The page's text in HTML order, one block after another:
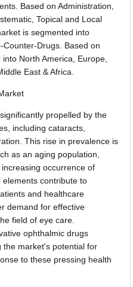
Based on Administration,
Topical and Local
is segmented into
Drugs. Based on
North America, Europe,
East & Africa.
propelled by the
including cataracts,
This rise in prevalence is
as an aging population,
occurrence of
contribute to
and healthcare
demand for effective
field of eye care.
ophthalmic drugs
the market's potential for
to these pressing health